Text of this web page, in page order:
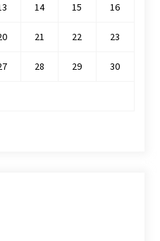
14 15 16
21 22 23
28 29 30